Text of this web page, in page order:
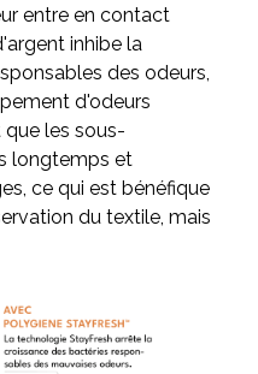
entre en contact
inhibe la
des odeurs,
d'odeurs
que les sous-
longtemps et
ce qui est bénéfique
du textile, mais